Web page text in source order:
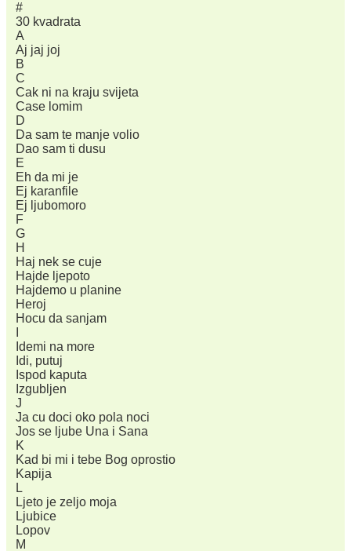
#
30 kvadrata
A
Aj jaj joj
B
C
Cak ni na kraju svijeta
Case lomim
D
Da sam te manje volio
Dao sam ti dusu
E
Eh da mi je
Ej karanfile
Ej ljubomoro
F
G
H
Haj nek se cuje
Hajde ljepoto
Hajdemo u planine
Heroj
Hocu da sanjam
Idemi na more
Idi, putuj
Ispod kaputa
Izgubljen
J
Ja cu doci oko pola noci
Jos se ljube Una i Sana
K
Kad bi mi i tebe Bog oprostio
Kapija
L
Ljeto je zeljo moja
Ljubice
Lopov
M